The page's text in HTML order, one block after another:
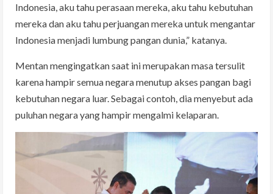
Indonesia, aku tahu perasaan mereka, aku tahu kebutuhan
mereka dan aku tahu perjuangan mereka untuk mengantar
Indonesia menjadi lumbung pangan dunia,” katanya.
Mentan mengingatkan saat ini merupakan masa tersulit
karena hampir semua negara menutup akses pangan bagi
kebutuhan negara luar. Sebagai contoh, dia menyebut ada
puluhan negara yang hampir mengalmi kelaparan.